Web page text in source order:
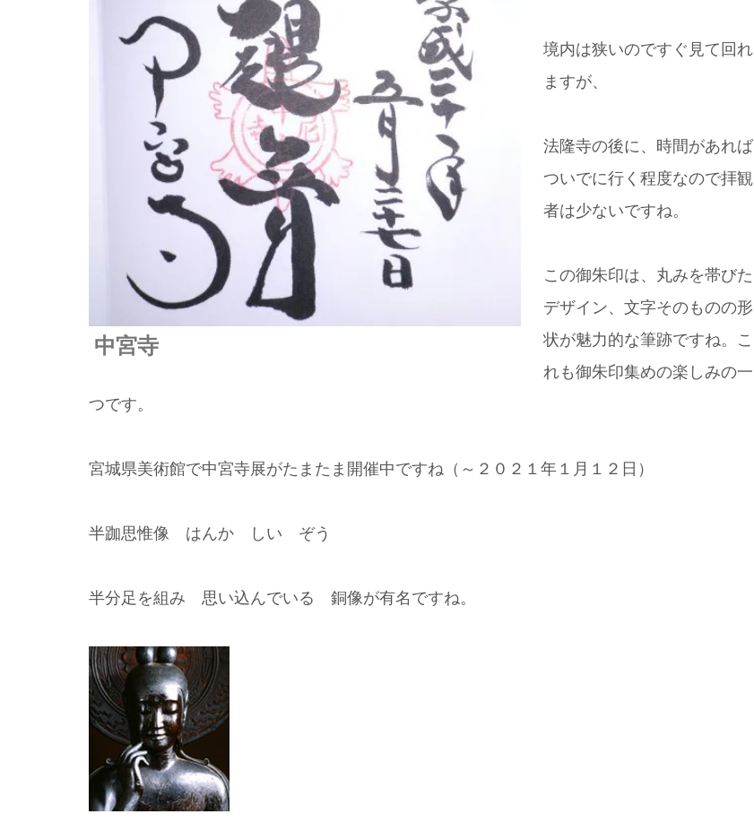
中宮寺
境内は狭いのですぐ見て回れ
ますが、
法隆寺の後に、時間があれば
ついでに行く程度なので拝観
者は少ないですね。
この御朱印は、丸みを帯びた
デザイン、文字そのものの形
状が魅力的な筆跡ですね。こ
れも御朱印集めの楽しみの一
つです。
宮城県美術館で中宮寺展がたまたま開催中ですね（～２０２１年１月１２日）
半跏思惟像 はんか しい ぞう
半分足を組み 思い込んでいる 銅像が有名ですね。